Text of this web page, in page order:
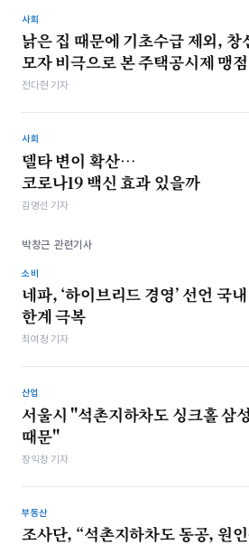
사회
낡은 집 때문에 기초수급 제외, 창
모자 비극으로 본 주택공시제 맹점
전다현 기자
사회
델타 변이 확산…
코로나19 백신 효과 있을까
김명선 기자
박창근 관련기사
소비
네파, ‘하이브리드 경영’ 선언 국내 성장
한계 극복
최여정 기자
산업
서울시 "석촌지하차도 싱크홀 삼
때문"
장익창 기자
부동산
조사단, “석촌지하차도 동공, 원